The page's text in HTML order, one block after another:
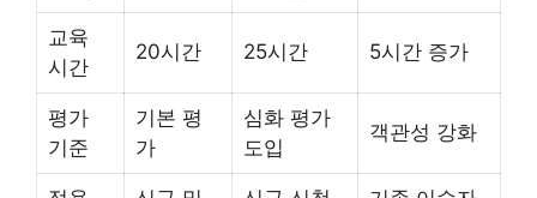
교육
시간
20시간 25시간 5시간 증가
평가
기준
기본 평
가
심화 평가
도입
객관성 강화